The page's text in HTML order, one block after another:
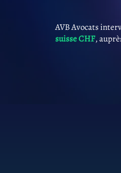
AVB Avocats
suisse CHF,